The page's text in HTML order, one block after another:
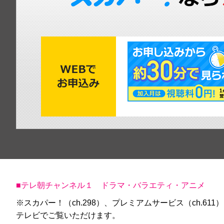
■テレ朝チャンネル１ ドラマ・バラエティ・アニメ
※スカパー！（ch.298）、プレミアムサービス（ch.611
テレビでご覧いただけます。